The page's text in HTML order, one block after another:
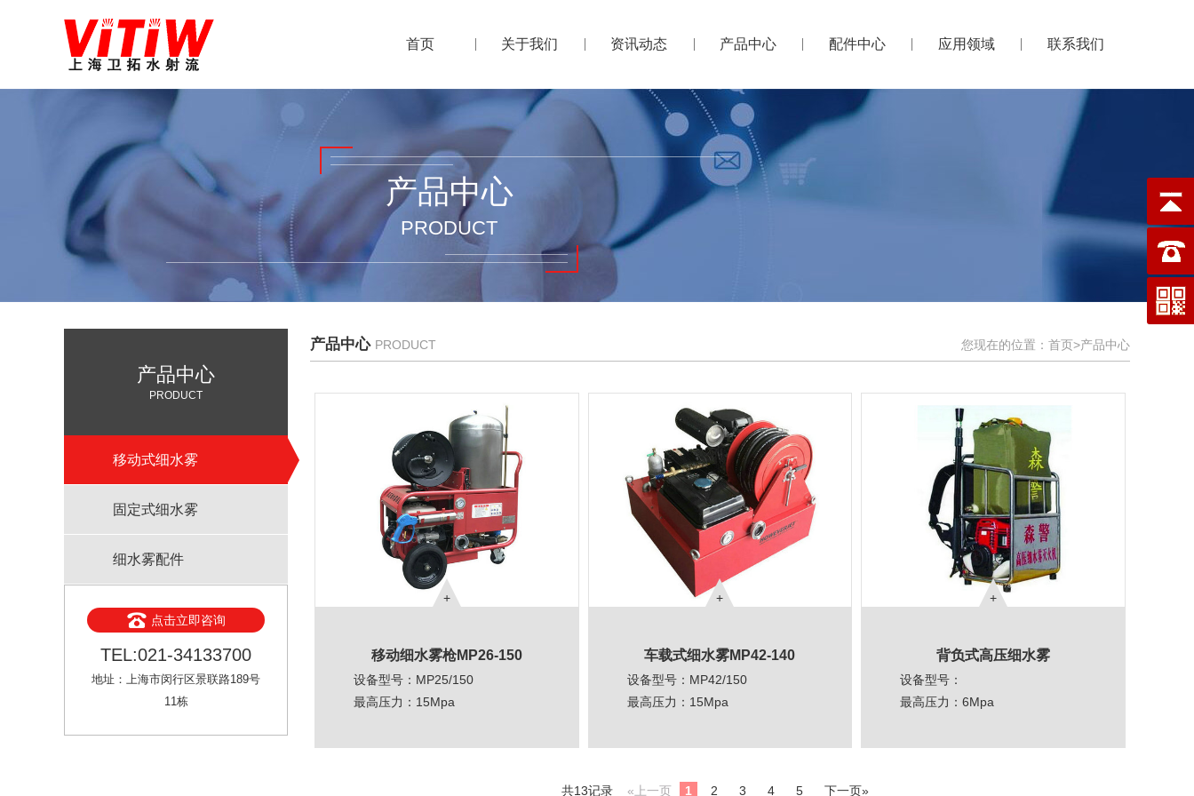
首页 关于我们 资讯动态 产品中心 配件中心 应用领域 联系我们
产品中心
PRODUCT
产品中心
PRODUCT
移动式细水雾
固定式细水雾
细水雾配件
点击立即咨询
TEL:021-34133700
地址：上海市闵行区景联路189号
11栋
产品中心 PRODUCT 您现在的位置： 首页>产品中心
移动细水雾枪MP26-150
设备型号：MP25/150
最高压力：15Mpa
流量：25L/min
车载式细水雾MP42-140
设备型号：MP42/150
最高压力：15Mpa
流量：42L/min
背负式高压细水雾
设备型号：
最高压力：6Mpa
流量：4L/min
共13记录
«上一页 1 2 3 4 5 下一页»